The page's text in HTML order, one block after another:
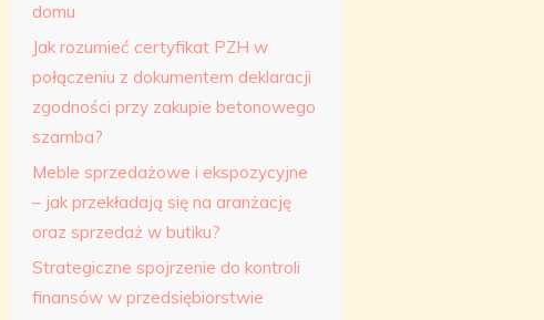
domu
Jak rozumieć certyfikat PZH w
połączeniu z dokumentem deklaracji
zgodności przy zakupie betonowego
szamba?
Meble sprzedażowe i ekspozycyjne
– jak przekładają się na aranżację
oraz sprzedaż w butiku?
Strategiczne spojrzenie do kontroli
finansów w przedsiębiorstwie